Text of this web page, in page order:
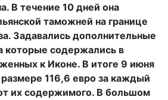
В течение 10 дней она
таможней на границе
Задавались дополнительные
которые содержались в
к Иконе. В итоге 9 июня
116,6 евро за каждый
их содержимого. В большом